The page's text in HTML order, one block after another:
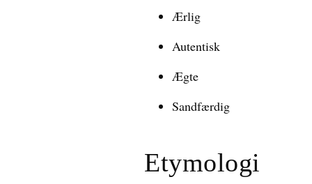
Ærlig
Autentisk
Ægte
Sandfærdig
Etymologi